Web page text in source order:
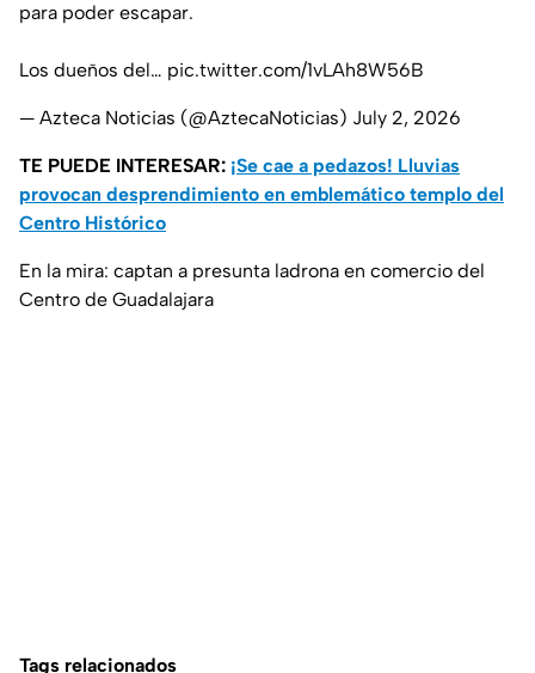
para poder escapar.
Los dueños del… pic.twitter.com/1vLAh8W56B
— Azteca Noticias (@AztecaNoticias) July 2, 2026
TE PUEDE INTERESAR: ¡Se cae a pedazos! Lluvias
provocan desprendimiento en emblemático templo del
Centro Histórico
En la mira: captan a presunta ladrona en comercio del
Centro de Guadalajara
Tags relacionados